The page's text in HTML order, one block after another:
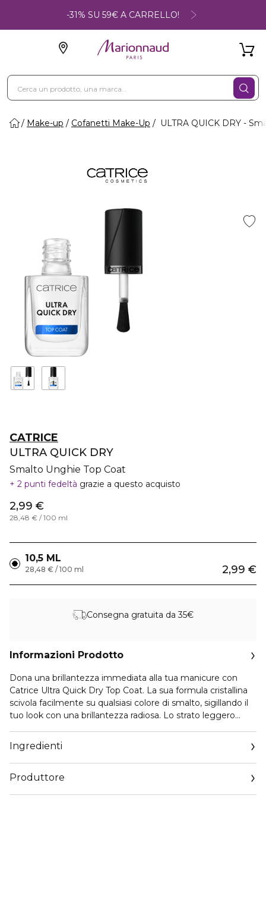
-31% SU 59€ A CARRELLO!
Make-up Cofanetti Make-Up ULTRA QUICK DRY -
CATRICE
ULTRA QUICK DRY
Smalto Unghie Top Coat
2 punti fedeltà grazie a questo acquisto
2,99 €
28,48 € / 100 ml
10,5 ML
2,99 €
28,48 € / 100 ml
Consegna gratuita da 35€
Informazioni Prodotto
Dona una brillantezza immediata alla tua manicure con
Catrice Ultra Quick Dry Top Coat. La sua formula cristallina
scivola facilmente su qualsiasi colore di smalto, sigillando il
tuo look con una brillantezza radiosa. Lo strato leggero
curate ed eleganti, rendendo la tua routine manicure
semplice e senza sforzo. Perfetto per gli amanti della
bellezza che vogliono risultati immediati, questo top coat è
pensato per un’applicazione rapida, senza problemi, che
Ingredienti
Produttore